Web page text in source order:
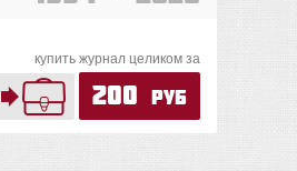
купить журнал целиком за
200 руб